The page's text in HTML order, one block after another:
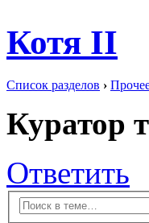
Котя II
Список разделов ›
Куратор
Ответить